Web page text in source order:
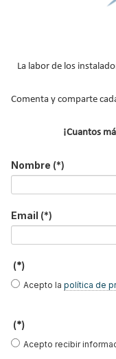
Y RECIBE
Apellidos
Email *
Ocupación *
La labor de los
Comenta y comparte
¡Cuantos
Nombre (*)
Email (*)
(*)
Acepto la política de
(*)
Acepto recibir